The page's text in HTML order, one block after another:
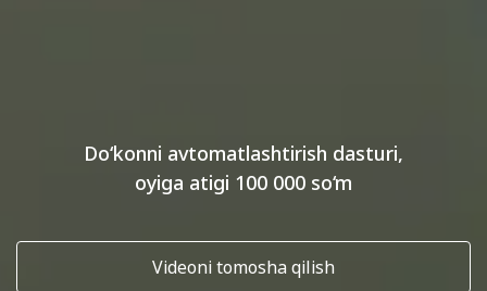
Do‘konni avtomatlashtirish dasturi,
oyiga atigi 100 000 so‘m
Videoni tomosha qilish